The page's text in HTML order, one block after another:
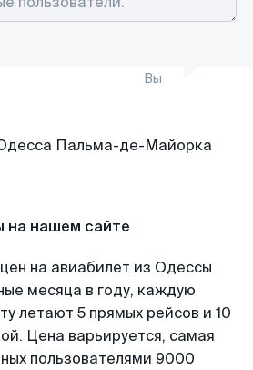
Вы
на нашем сайте
на авиабилет из Одессы
месяца в году, каждую
летают 5 прямых рейсов и 10
Цена варьируется, самая
пользователями 9000